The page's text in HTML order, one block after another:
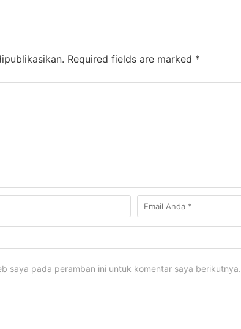
Required fields are marked *
saya pada peramban ini untuk komentar saya berikutnya.